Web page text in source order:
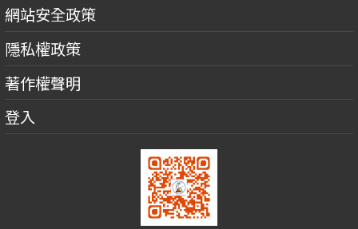
網站安全政策
隱私權政策
著作權聲明
登入